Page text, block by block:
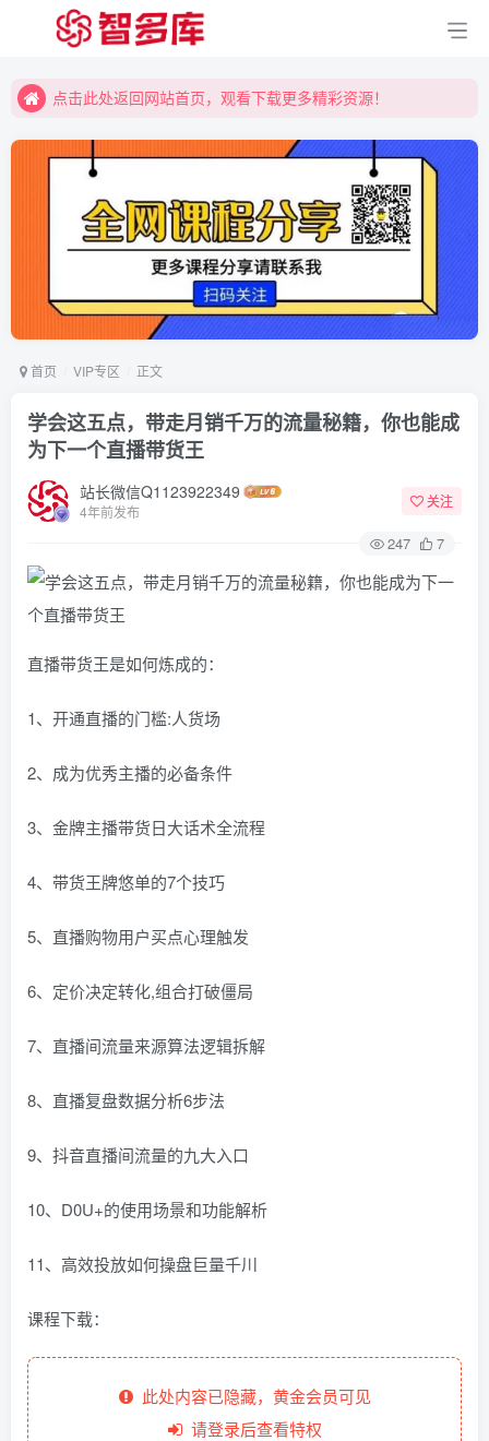
点击此处返回网站首页，观看下载更多精彩资源！
点击此处返回网站首页，观看下载更多精彩资源！
首页 VIP专区 正文
学会这五点，带走月销千万的流量秘籍，你也能成
为下一个直播带货王
站长微信Q1123922349
4年前发布
关注
247 7
直播带货王是如何炼成的：
1、开通直播的门槛:人货场
2、成为优秀主播的必备条件
3、金牌主播带货日大话术全流程
4、带货王牌悠单的7个技巧
5、直播购物用户买点心理触发
6、定价决定转化,组合打破僵局
7、直播间流量来源算法逻辑拆解
8、直播复盘数据分析6步法
9、抖音直播间流量的九大入口
10、D0U+的使用场景和功能解析
11、高效投放如何操盘巨量千川
课程下载：
此处内容已隐藏，黄金会员可见
请登录后查看特权